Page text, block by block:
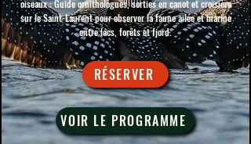
oiseaux : Guide ornithologues, sorties en canot et croisière
sur le Saint-Laurent pour observer la faune ailée et marine
entre lacs, forêts et fjord.​
RÉSERVER
VOIR LE PROGRAMME